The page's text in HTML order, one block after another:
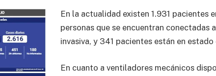
En la actualidad existen 1.931 pacientes
personas que se encuentran conectadas
invasiva, y 341 pacientes están en
En cuanto a ventiladores mecánicos